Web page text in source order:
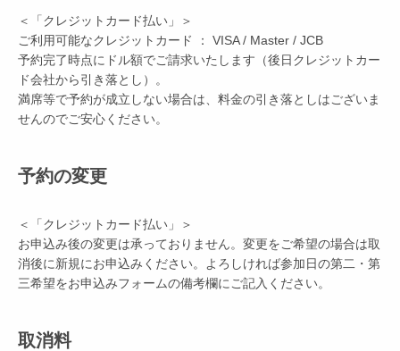
＜「クレジットカード払い」＞
ご利用可能なクレジットカード ： VISA / Master / JCB
予約完了時点にドル額でご請求いたします（後日クレジットカー
ド会社から引き落とし）。
満席等で予約が成立しない場合は、料金の引き落としはございま
せんのでご安心ください。
予約の変更
＜「クレジットカード払い」＞
お申込み後の変更は承っておりません。変更をご希望の場合は取
消後に新規にお申込みください。よろしければ参加日の第二・第
三希望をお申込みフォームの備考欄にご記入ください。
取消料